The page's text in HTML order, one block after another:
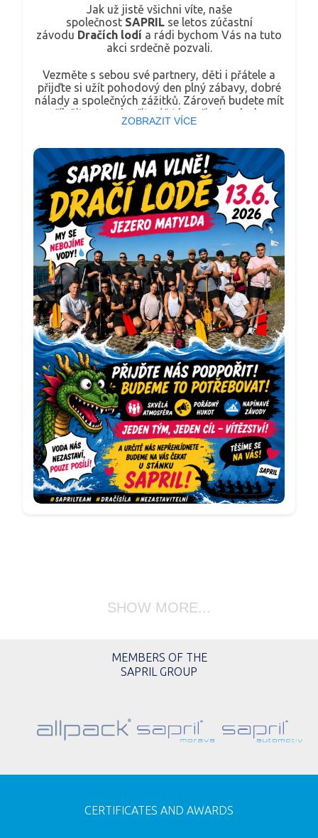
Jak už jistě všichni víte, naše
společnost SAPRILse letos zúčastní
závodu Dračích lodí a rádi bychom Vás na tuto
akci srdečně pozvali.
Vezměte s sebou své partnery, děti i přátele a
přijďte si užít pohodový den plný zábavy, dobré
nálady a společných zážitků. Zároveň budete mít
příležitost podpořit náš tým při závodech a
vytvořit mu tu pravou fanouškovskou
📅Kdy: sobota 13. června 2026 od 9:00. Náš tým
startuje v 11:30.
📍Kde : jezero Matylda, Most
Po celou dobu konání bude pro Vás připraven
takéstánek společnosti SAPRIL, kde se můžete
zastavit.
Budeme moc rádi, když přijdete strávit alespoň
část dne s námi a podpoříte náš závodní tým.
Těšíme se na setkání s Vámi a na Vaši
podporu!
S přáním hezkého dne
Tým SAPRIL 🐉🛶
ZOBRAZIT VÍCE
SHOW MORE...
MEMBERS OF THE
SAPRIL GROUP
CERTIFICATES AND AWARDS